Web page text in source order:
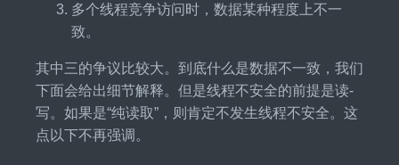
多个线程竞争访问时，数据某种程度上不一
致。
其中三的争议比较大。到底什么是数据不一致，我们
下面会给出细节解释。但是线程不安全的前提是读-
写。如果是“纯读取”，则肯定不发生线程不安全。这
点以下不再强调。